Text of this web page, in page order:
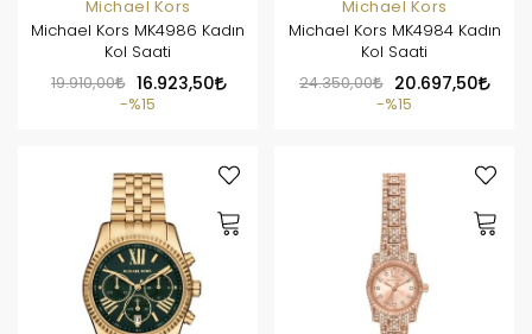
Michael Kors
Michael Kors MK4986 Kadın
Kol Saati
19.910,00
16.923,50
%15
Michael Kors
Michael Kors MK4984 Kadın
Kol Saati
24.350,00
20.697,50
%15